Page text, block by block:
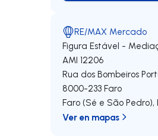
RE/MAX Mercado
Figura Estável -
AMI 12206
Rua dos Bombeiros
8000-233 Faro
Faro (Sé e São Pedro),
Ver en mapas